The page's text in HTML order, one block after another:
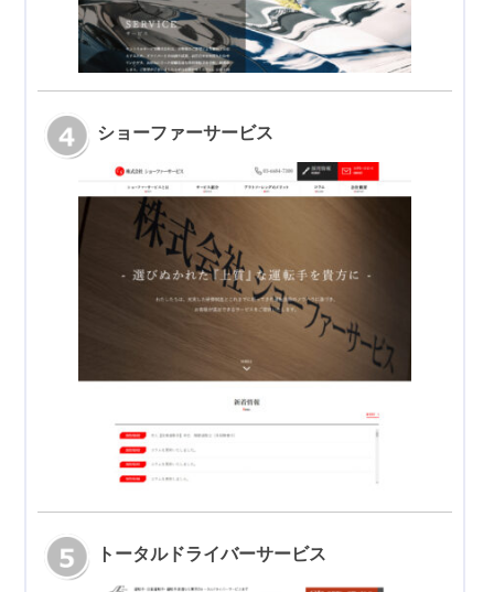
ショーファーサービス
トータルドライバーサービス